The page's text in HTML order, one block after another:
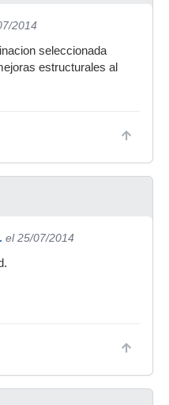
2014
seleccionada
estructurales al
el 25/07/2014